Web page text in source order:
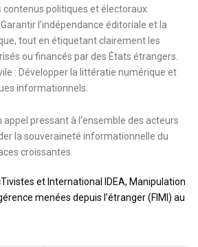
politiques et électoraux.
l’indépendance éditoriale et la
tout en étiquetant clairement les
ou financés par des États étrangers.
: Développer la littératie numérique et
informationnels.
pressant à l’ensemble des acteurs
la souveraineté informationnelle du
croissantes.
et International IDEA, Manipulation
menées depuis l’étranger (FIMI) au